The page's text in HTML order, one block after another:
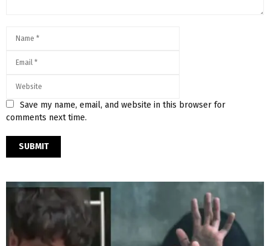
Save my name, email, and website in this browser for
comments next time.